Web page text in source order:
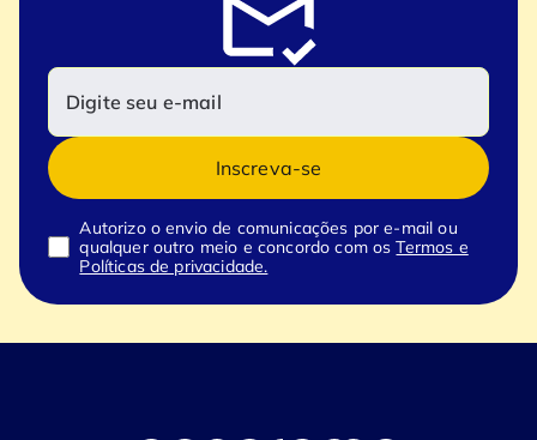
Inscreva-se
Autorizo o envio de comunicações por e-mail ou
qualquer outro meio e concordo com osTermos e
Políticas de privacidade.